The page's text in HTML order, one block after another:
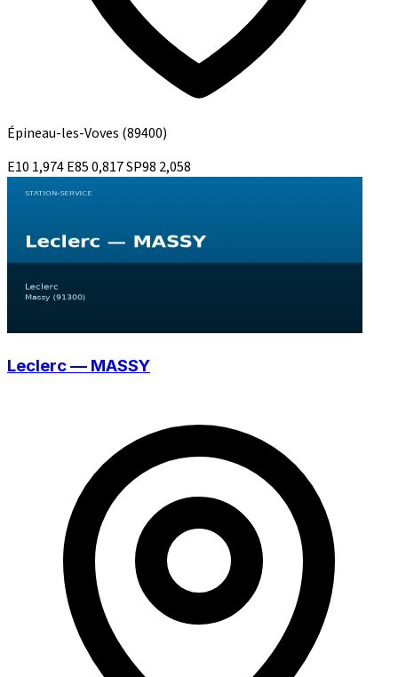
Épineau-les-Voves (89400)
E10 1,974E850,817SP98 2,058
Leclerc — MASSY